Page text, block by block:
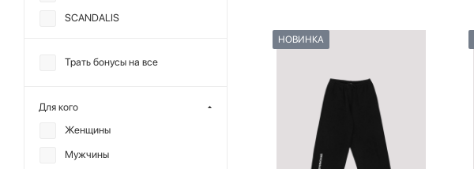
НОВИНКА
SCANDALIS
TOPTOP
Трать бонусы на все
Для кого
Женщины
Мужчины